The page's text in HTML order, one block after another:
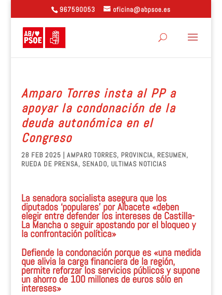
967590053 oficina@abpsoe.es
Amparo Torres insta al PP a
apoyar la condonación de la
deuda autonómica en el
Congreso
28 FEB 2025 | AMPARO TORRES, PROVINCIA, RESUMEN,
RUEDA DE PRENSA, SENADO, ULTIMAS NOTICIAS
La senadora socialista asegura que los
diputados ‘populares’ por Albacete «deben
elegir entre defender los intereses de Castilla-
La Mancha o seguir apostando por el bloqueo y
la confrontación política»
Defiende la condonación porque es «una medida
que alivia la carga financiera de la región,
permite reforzar los servicios públicos y supone
un ahorro de 100 millones de euros sólo en
intereses»